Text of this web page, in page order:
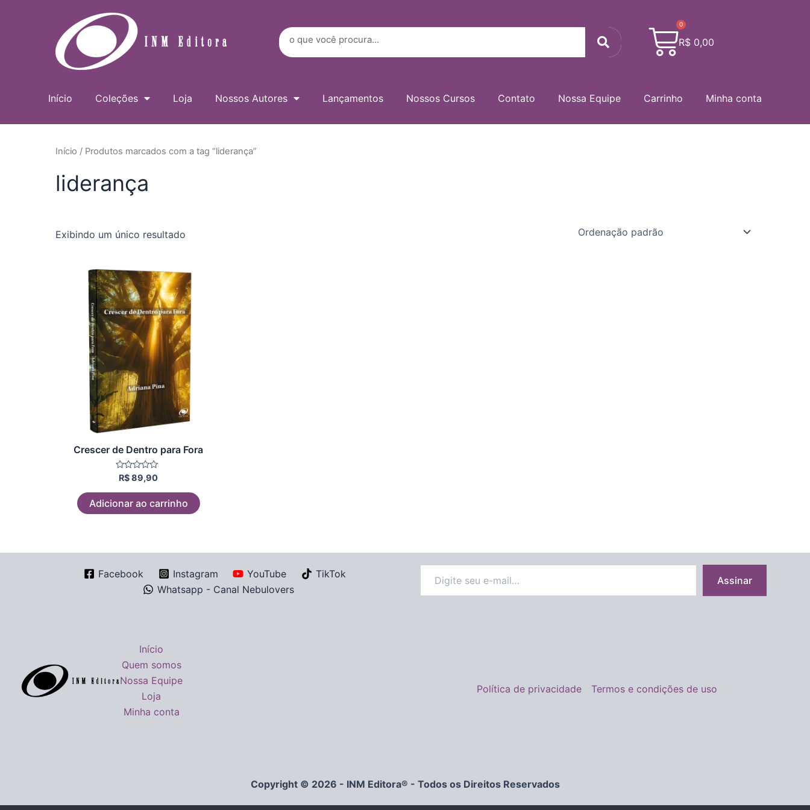
Search Search
R$ 0,00
0
Cart
Início Coleções Loja Nossos Autores Lançamentos Nossos Cursos Contato Nossa Equipe Carrinho Minha conta
Início / Produtos marcados com a tag “liderança”
liderança
Exibindo um único resultado
Crescer de Dentro para Fora
Avaliação
de
5
R$89,90
Adicionar ao carrinho
Facebook Instagram YouTube
TikTok
Whatsapp - Canal Nebulovers
e-
Assinar
Início
Quem somos
Nossa Equipe
Loja
Minha conta
Política de privacidade Termos e condições de uso
Copyright © 2026 - INM Editora® - Todos os Direitos Reservados